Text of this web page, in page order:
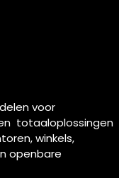
voor
totaaloplossingen
winkels,
openbare